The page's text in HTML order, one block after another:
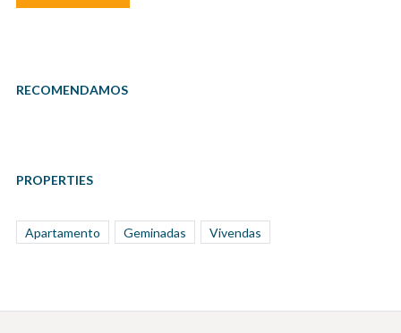
RECOMENDAMOS
PROPERTIES
Apartamento Geminadas Vivendas